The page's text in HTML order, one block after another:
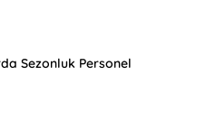
Sezonluk Personel